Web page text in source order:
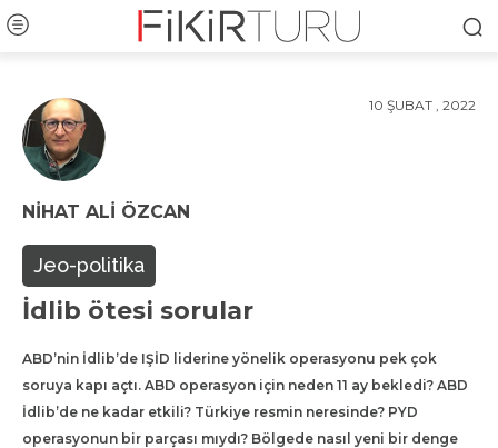
10 ŞUBAT , 2022
NIHAT ALI ÖZCAN
Jeo-politika
İdlib ötesi sorular
ABD’nin İdlib’de IŞİD liderine yönelik operasyonu pek çok
soruya kapı açtı. ABD operasyon için neden 11 ay bekledi? ABD
İdlib’de ne kadar etkili? Türkiye resmin neresinde? PYD
operasyonun bir parçası mıydı? Bölgede nasıl yeni bir denge